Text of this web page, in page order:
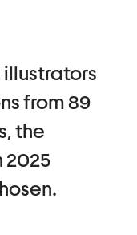
illustrators
from 89
the
2025